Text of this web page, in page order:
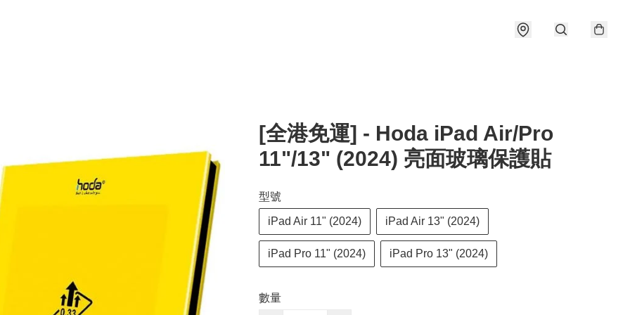
[全港免運] - Hoda iPad Air/Pro
11"/13" (2024) 亮面玻璃保護貼
型號
iPad Air 11" (2024) iPad Air 13" (2024)
iPad Pro 11" (2024) iPad Pro 13" (2024)
數量